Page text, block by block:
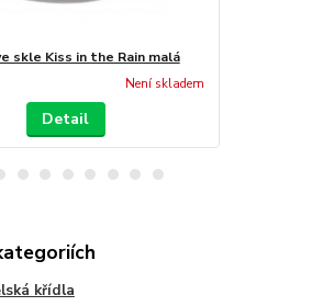
skle Kiss in the Rain malá
Není skladem
Detail
křídla